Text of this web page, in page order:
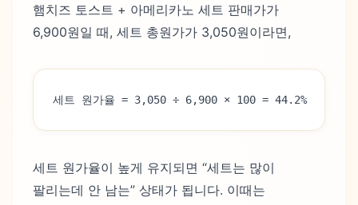
햄치즈 토스트 + 아메리카노 세트 판매가가
6,900원일 때, 세트 총원가가 3,050원이라면,
세트 원가율 = 3,050 ÷ 6,900 × 100 = 44.2%
세트 원가율이 높게 유지되면 “세트는 많이
팔리는데 안 남는” 상태가 됩니다. 이때는